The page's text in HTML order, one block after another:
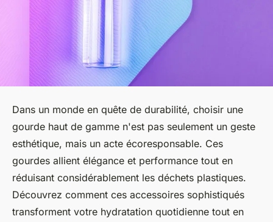
Dans un monde en quête de durabilité, choisir une
gourde haut de gamme n'est pas seulement un geste
esthétique, mais un acte écoresponsable. Ces
gourdes allient élégance et performance tout en
réduisant considérablement les déchets plastiques.
Découvrez comment ces accessoires sophistiqués
transforment votre hydratation quotidienne tout en